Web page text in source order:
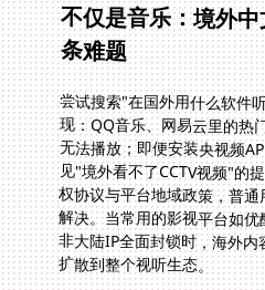
不仅是音乐：境外
条难题
尝试搜索"在国外用什么软件
现：QQ音乐、网易云里的热
无法播放；即便安装央视
见"境外看不了CCTV视频"的
权协议与平台地域政策，普
解决。当常用的影视平台如
非大陆IP全面封锁时，海外
扩散到整个视听生态。